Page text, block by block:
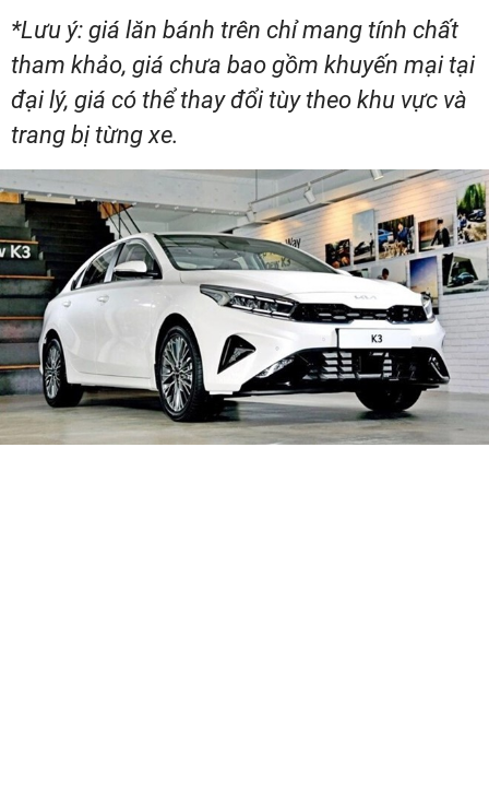
*Lưu ý: giá lăn bánh trên chỉ mang tính chất
tham khảo, giá chưa bao gồm khuyến mại tại
đại lý, giá có thể thay đổi tùy theo khu vực và
trang bị từng xe.